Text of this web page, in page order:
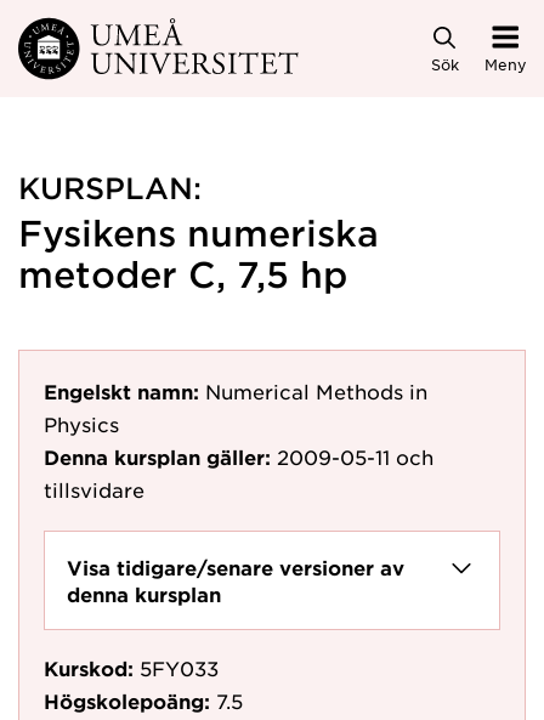
Hoppa direkt till innehållet
Sök Meny
KURSPLAN:
Fysikens numeriska
metoder C, 7,5 hp
Engelskt namn: Numerical Methods in
Physics
Denna kursplan gäller: 2009-05-11 och
tillsvidare
Visa tidigare/senare versioner av
denna kursplan
Kurskod: 5FY033
Högskolepoäng: 7.5